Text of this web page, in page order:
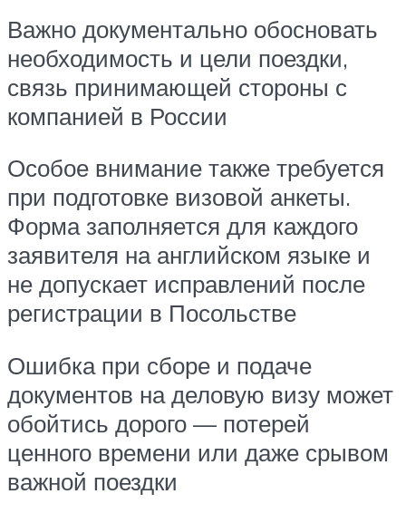
Важно документально обосновать
необходимость и цели поездки,
связь принимающей стороны с
компанией в России
Особое внимание также требуется
при подготовке визовой анкеты.
Форма заполняется для каждого
заявителя на английском языке и
не допускает исправлений после
регистрации в Посольстве
Ошибка при сборе и подаче
документов на деловую визу может
обойтись дорого — потерей
ценного времени или даже срывом
важной поездки